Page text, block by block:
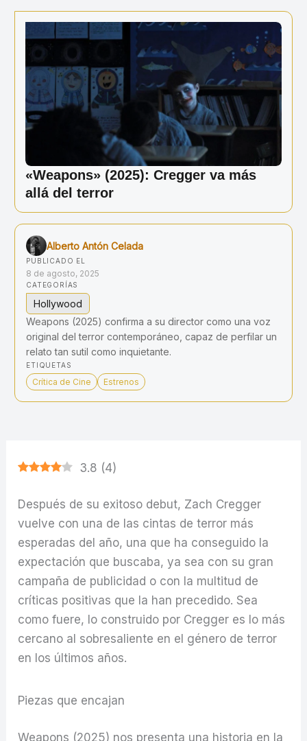
contenido
«Weapons» (2025): Cregger va más
allá del terror
Alberto Antón Celada
PUBLICADO EL
8 de agosto, 2025
CATEGORÍAS
Hollywood
Weapons (2025) confirma a su director como una voz
original del terror contemporáneo, capaz de perfilar un
relato tan sutil como inquietante.
ETIQUETAS
Crítica de Cine Estrenos
3.8 (4)
Después de su exitoso debut, Zach Cregger
vuelve con una de las cintas de terror más
esperadas del año, una que ha conseguido la
expectación que buscaba, ya sea con su gran
campaña de publicidad o con la multitud de
críticas positivas que la han precedido. Sea
como fuere, lo construido por Cregger es lo más
cercano al sobresaliente en el género de terror
en los últimos años.
Piezas que encajan
Weapons (2025) nos presenta una historia en la